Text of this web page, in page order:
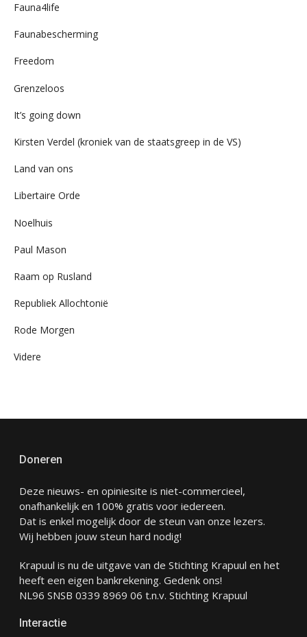
Fauna4life
Faunabescherming
Freedom
Grenzeloos
It’s going down
Kirsten Verdel (kroniek van de staatsgreep in de VS)
Land van ons
Libertaire Orde
Noelhuis
Paul Mason
Raam op Rusland
Republiek Allochtonië
Rode Morgen
Videre
Doneren
Deze nieuws- en opiniesite is niet-commercieel,
onafhankelijk en 100% gratis voor iedereen.
Dat is enkel mogelijk door de steun van onze lezers.
Wij hebben jouw steun hard nodig!
Krapuul is nu de uitgave van de Stichting Krapuul en het
heeft een eigen bankrekening. Gedenk ons!
NL96 SNSB 0339 8969 06 t.n.v. Stichting Krapuul
Interactie